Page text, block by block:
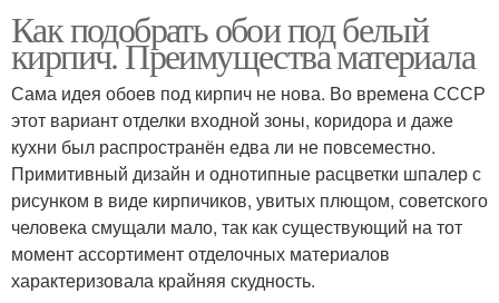
Как подобрать обои под белый
кирпич. Преимущества материала
Сама идея обоев под кирпич не нова. Во времена СССР
этот вариант отделки входной зоны, коридора и даже
кухни был распространён едва ли не повсеместно.
Примитивный дизайн и однотипные расцветки шпалер с
рисунком в виде кирпичиков, увитых плющом, советского
человека смущали мало, так как существующий на тот
момент ассортимент отделочных материалов
характеризовала крайняя скудность.